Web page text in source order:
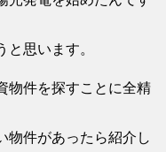
思います。
物件を探すことに全精
物件があったら紹介し